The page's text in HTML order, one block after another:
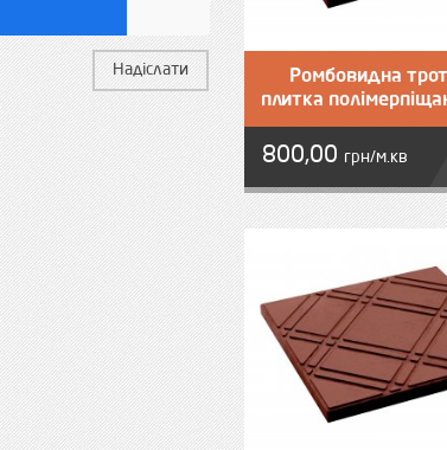
Ромбовидна
плитка
800,00 грн/м.кв
Надіслати